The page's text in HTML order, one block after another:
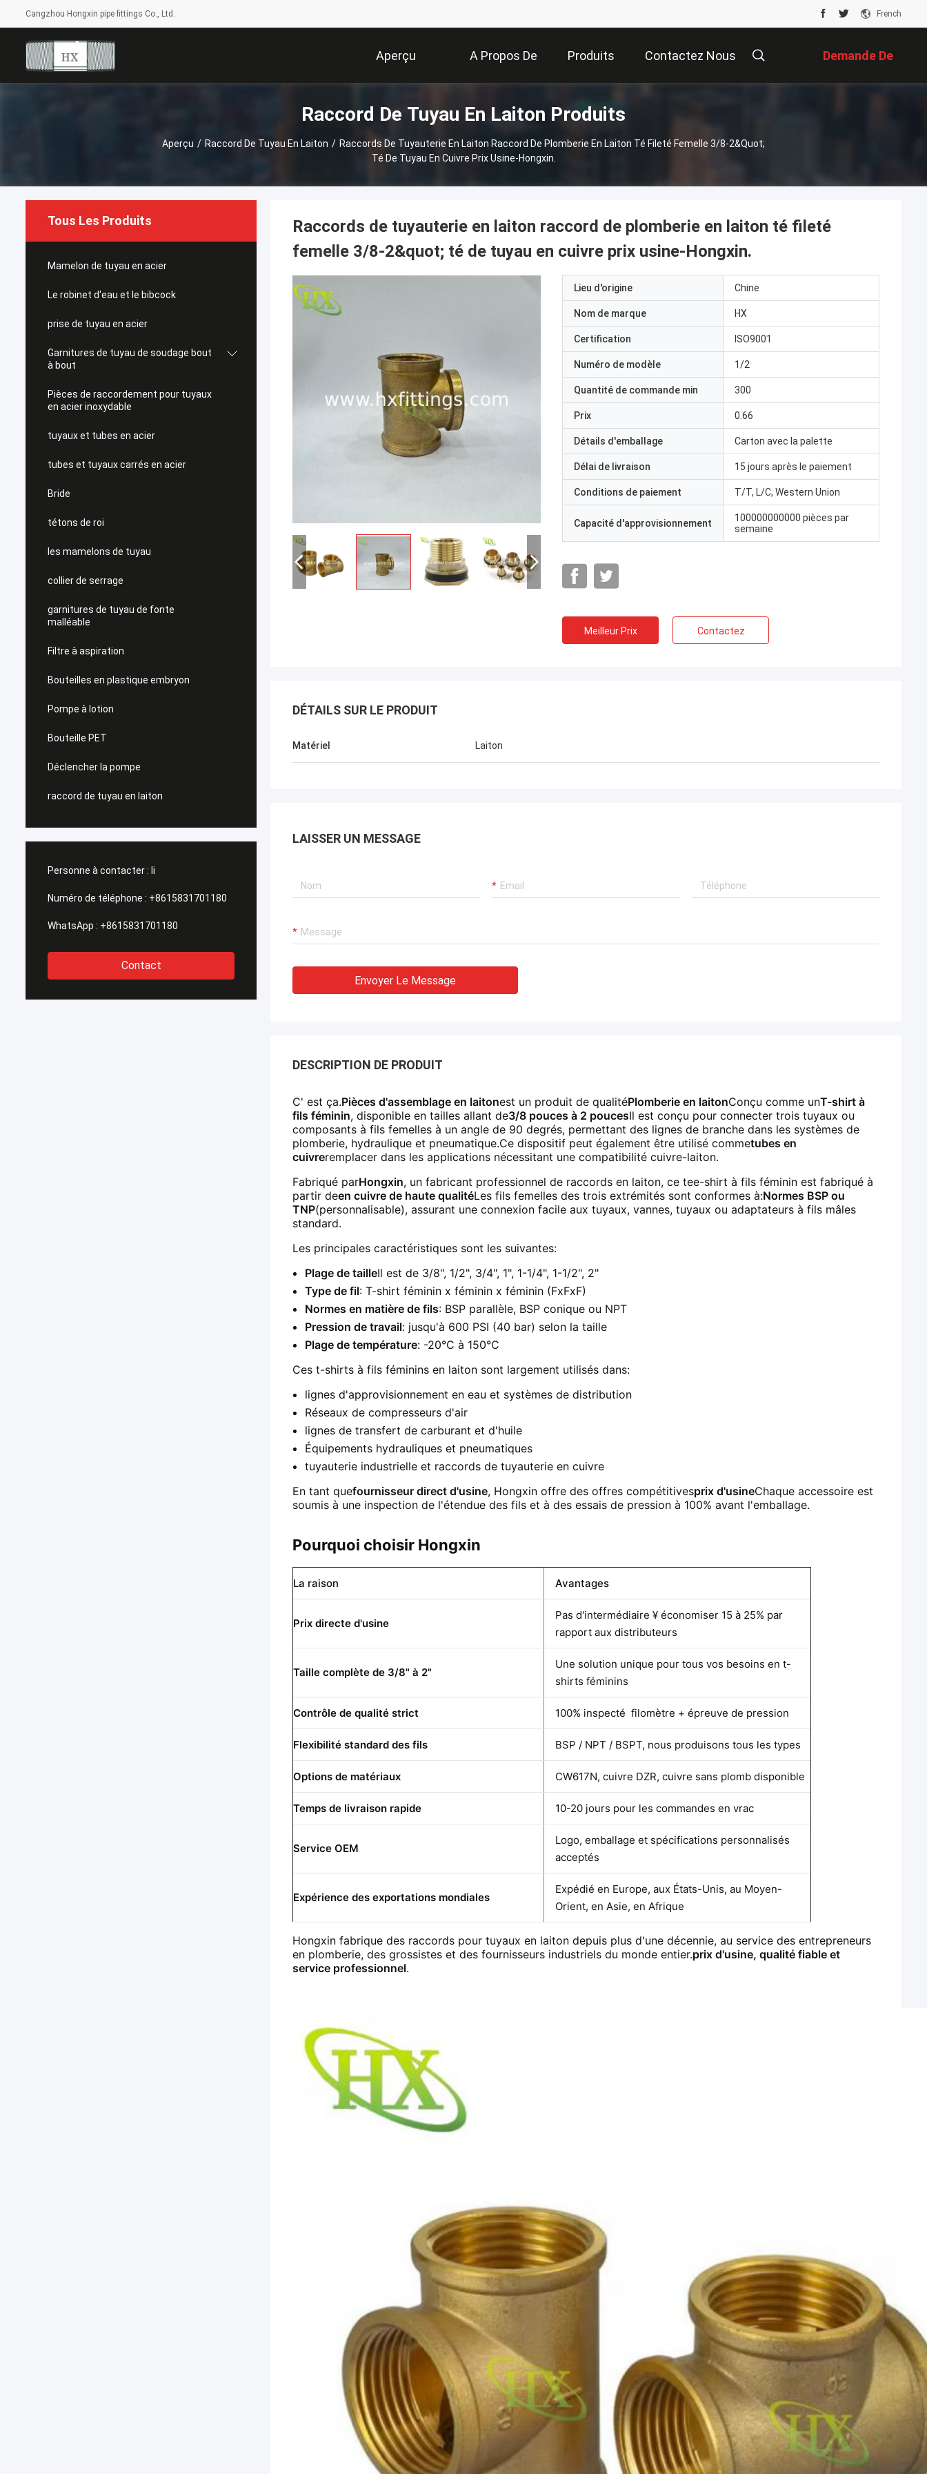
Cangzhou Hongxin pipe fittings Co., Ltd. French
Aperçu A Propos De
Nous
Produits Contactez Nous Demande De
Soumission
Raccord De Tuyau En Laiton Produits
Aperçu / Raccord De Tuyau En Laiton / Raccords De Tuyauterie En Laiton Raccord De Plomberie En Laiton Té Fileté Femelle 3/8-2&quot;
Té De Tuyau En Cuivre Prix Usine-Hongxin.
Tous Les Produits
Mamelon de tuyau en acier
Le robinet d'eau et le bibcock
prise de tuyau en acier
Garnitures de tuyau de soudage bout
à bout
Pièces de raccordement pour tuyaux
en acier inoxydable
tuyaux et tubes en acier
tubes et tuyaux carrés en acier
Bride
tétons de roi
les mamelons de tuyau
collier de serrage
garnitures de tuyau de fonte
malléable
Filtre à aspiration
Bouteilles en plastique embryon
Pompe à lotion
Bouteille PET
Déclencher la pompe
raccord de tuyau en laiton
Personne à contacter : li
Numéro de téléphone : +8615831701180
WhatsApp : +8615831701180
Contact
Raccords de tuyauterie en laiton raccord de plomberie en laiton té fileté
femelle 3/8-2&quot; té de tuyau en cuivre prix usine-Hongxin.
Lieu d'origine Chine
Nom de marque HX
Certification ISO9001
Numéro de modèle 1/2
Quantité de commande min 300
Prix 0.66
Détails d'emballage Carton avec la palette
Délai de livraison 15 jours après le paiement
Conditions de paiement T/T, L/C, Western Union
Capacité d'approvisionnement
100000000000 pièces par
semaine
Meilleur Prix Contactez
DÉTAILS SUR LE PRODUIT
Matériel Laiton
LAISSER UN MESSAGE
Envoyer Le Message
DESCRIPTION DE PRODUIT
C' est ça.Pièces d'assemblage en laitonest un produit de qualitéPlomberie en laitonConçu comme unT-shirt à
fils féminin, disponible en tailles allant de3/8 pouces à 2 poucesIl est conçu pour connecter trois tuyaux ou
composants à fils femelles à un angle de 90 degrés, permettant des lignes de branche dans les systèmes de
plomberie, hydraulique et pneumatique.Ce dispositif peut également être utilisé commetubes en
cuivreremplacer dans les applications nécessitant une compatibilité cuivre-laiton.
Fabriqué parHongxin, un fabricant professionnel de raccords en laiton, ce tee-shirt à fils féminin est fabriqué à
partir deen cuivre de haute qualitéLes fils femelles des trois extrémités sont conformes à:Normes BSP ou
TNP(personnalisable), assurant une connexion facile aux tuyaux, vannes, tuyaux ou adaptateurs à fils mâles
standard.
Les principales caractéristiques sont les suivantes:
Plage de tailleIl est de 3/8", 1/2", 3/4", 1", 1-1/4", 1-1/2", 2"
Type de fil: T-shirt féminin x féminin x féminin (FxFxF)
Normes en matière de fils: BSP parallèle, BSP conique ou NPT
Pression de travail: jusqu'à 600 PSI (40 bar) selon la taille
Plage de température: -20°C à 150°C
Ces t-shirts à fils féminins en laiton sont largement utilisés dans:
lignes d'approvisionnement en eau et systèmes de distribution
Réseaux de compresseurs d'air
lignes de transfert de carburant et d'huile
Équipements hydrauliques et pneumatiques
tuyauterie industrielle et raccords de tuyauterie en cuivre
En tant quefournisseur direct d'usine, Hongxin offre des offres compétitivesprix d'usineChaque accessoire est
soumis à une inspection de l'étendue des fils et à des essais de pression à 100% avant l'emballage.
Pourquoi choisir Hongxin
La raison Avantages
Prix directe d'usine
Pas d'intermédiaire ¥ économiser 15 à 25% par
rapport aux distributeurs
Taille complète de 3/8" à 2"
Une solution unique pour tous vos besoins en t-
shirts féminins
Contrôle de qualité strict 100% inspecté ️ filomètre + épreuve de pression
Flexibilité standard des fils BSP / NPT / BSPT, nous produisons tous les types
Options de matériaux CW617N, cuivre DZR, cuivre sans plomb disponible
Temps de livraison rapide 10-20 jours pour les commandes en vrac
Service OEM
Logo, emballage et spécifications personnalisés
acceptés
Expérience des exportations mondiales
Expédié en Europe, aux États-Unis, au Moyen-
Orient, en Asie, en Afrique
Hongxin fabrique des raccords pour tuyaux en laiton depuis plus d'une décennie, au service des entrepreneurs
en plomberie, des grossistes et des fournisseurs industriels du monde entier.prix d'usine, qualité fiable et
service professionnel.